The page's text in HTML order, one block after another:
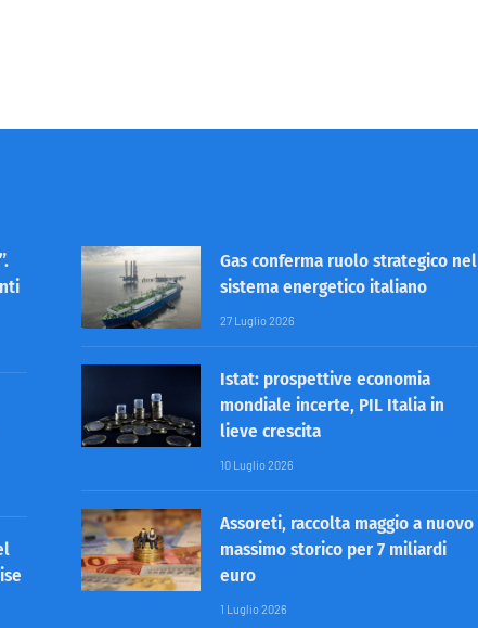
Gas conferma ruolo strategico nel
sistema energetico italiano
27 Luglio 2026
Istat: prospettive economia
mondiale incerte, PIL Italia in
lieve crescita
10 Luglio 2026
Assoreti, raccolta maggio a nuovo
massimo storico per 7 miliardi
euro
1 Luglio 2026